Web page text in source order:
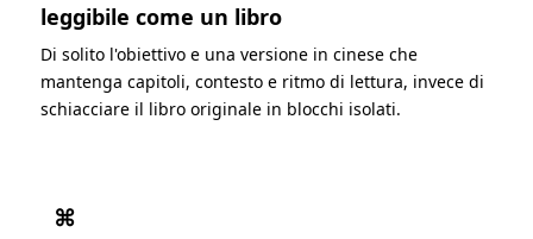
leggibile come un libro
Di solito l'obiettivo e una versione in cinese che
mantenga capitoli, contesto e ritmo di lettura, invece di
schiacciare il libro originale in blocchi isolati.
⌘